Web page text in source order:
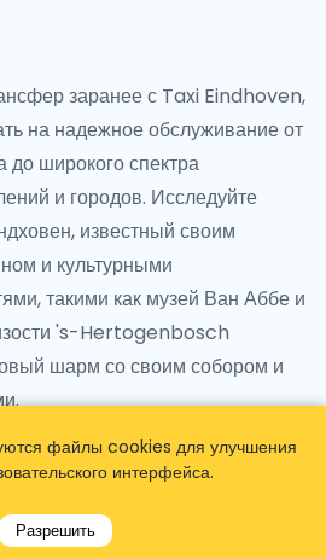
заранее с Taxi Eindhoven,
на надежное обслуживание от
широкого спектра
и городов. Исследуйте
известный своим
и культурными
такими как музей Ван Аббе и
's-Hertogenbosch
шарм со своим собором и
за его смесь истории и
Маас, с
такими как базилика святого
файлы cookies для улучшения
интерфейса.
Разрешить